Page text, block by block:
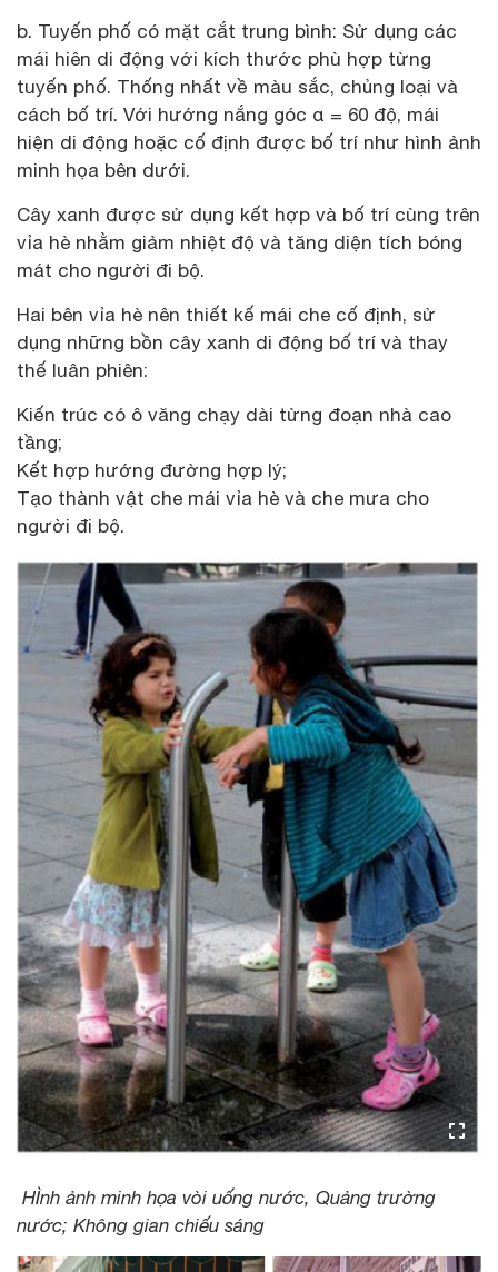
b. Tuyến phố có mặt cắt trung bình: Sử dụng các
mái hiên di động với kích thước phù hợp từng
tuyến phố. Thống nhất về màu sắc, chủng loại và
cách bố trí. Với hướng nắng góc α = 60 độ, mái
hiện di động hoặc cố định được bố trí như hình ảnh
minh họa bên dưới.
Cây xanh được sử dụng kết hợp và bố trí cùng trên
vỉa hè nhằm giảm nhiệt độ và tăng diện tích bóng
mát cho người đi bộ.
Hai bên vỉa hè nên thiết kế mái che cố định, sử
dụng những bồn cây xanh di động bố trí và thay
thế luân phiên:
Kiến trúc có ô văng chạy dài từng đoạn nhà cao
tầng;
Kết hợp hướng đường hợp lý;
Tạo thành vật che mái vỉa hè và che mưa cho
người đi bộ.
HÌnh ảnh minh họa vòi uống nước, Quảng trường
nước; Không gian chiếu sáng